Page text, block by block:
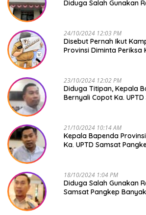
Diduga Salah Gunakan
24/10/2024 12:03 PM
Disebut Pernah Ikut
Provinsi Diminta Periksa
23/10/2024 12:02 PM
Diduga Titipan, Kepala
Bernyali Copot Ka.
21/10/2024 10:14 AM
Kepala Bapenda
Ka. UPTD Samsat
18/10/2024 1:04 PM
Diduga Salah Gunakan
Samsat Pangkep